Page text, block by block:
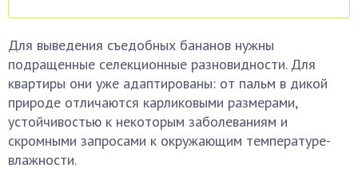
Для выведения съедобных бананов нужны
подращенные селекционные разновидности. Для
квартиры они уже адаптированы: от пальм в дикой
природе отличаются карликовыми размерами,
устойчивостью к некоторым заболеваниям и
скромными запросами к окружающим температуре-
влажности.